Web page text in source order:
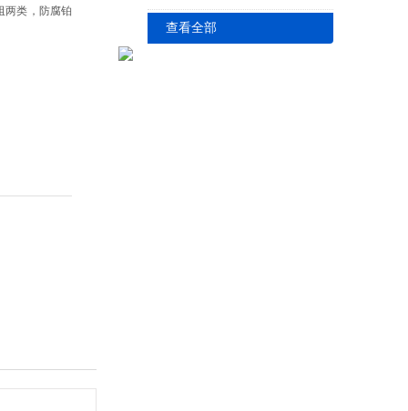
查看全部
类，防腐铂